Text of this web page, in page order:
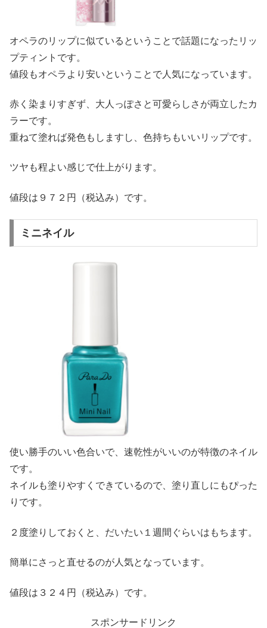
オペラのリップに似ているということで話題になったリッ
プティントです。
値段もオペラより安いということで人気になっています。
赤く染まりすぎず、大人っぽさと可愛らしさが両立したカ
ラーです。
重ねて塗れば発色もしますし、色持ちもいいリップです。
ツヤも程よい感じで仕上がります。
値段は９７２円（税込み）です。
ミニネイル
使い勝手のいい色合いで、速乾性がいいのが特徴のネイル
です。
ネイルも塗りやすくできているので、塗り直しにもぴった
りです。
２度塗りしておくと、だいたい１週間ぐらいはもちます。
簡単にさっと直せるのが人気となっています。
値段は３２４円（税込み）です。
スポンサードリンク